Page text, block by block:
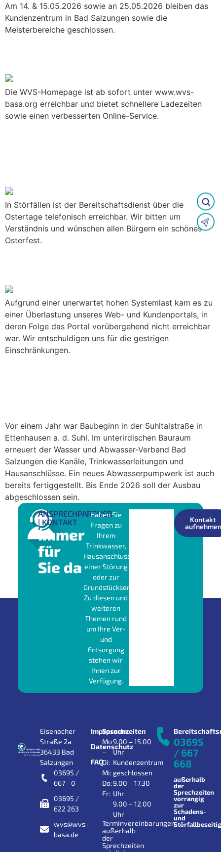
Am 14. & 15.05.2026 sowie an 25.05.2026 bleiben das
Kundenzentrum in Bad Salzungen sowie die
Meisterbereiche geschlossen.
Die WVS-Homepage ist ab sofort unter www.wvs-
basa.org erreichbar und bietet schnellere Ladezeiten
sowie einen verbesserten Online-Service.
In Störfällen ist der Bereitschaftsdienst über die
Ostertage telefonisch erreichbar. Wir bitten um
Verständnis und wünschen allen Bürgern ein schönes
Osterfest.
Aufgrund einer unerwartet hohen Systemlast kam es zu
einer Überlastung unseres Web- und Kundenportals, in
deren Folge das Portal vorübergehend nicht erreichbar
war. Wir entschuldigen uns für die gestrigen
Einschränkungen.
Vor einem Jahr war Baubeginn in der Suhltalstraße in
Ettenhausen a. d. Suhl. Im unterirdischen Bauraum
erneuert der Wasser und Abwasser-Verband Bad
Salzungen die Kanäle, Trinkwasserleitungen und
Hausanschlüsse. Ein neues Abwasserpumpwerk ist auch
bereits fertiggestellt. Bis Ende 2026 soll der Ausbau
abgeschlossen sein.
ANSPRECHPARTNER
| KONTAKT
Immer
für
Sie da
Haben Sie
Fragen zu
Ihrem
Trinkwasser,
Hausanschluss,
einer Störung
oder zur
Grundstücksentwässerung?
Zu diesen und
weiteren
Themen rund
um Ihre Ver-
und
Entsorgung
stehen wir
Ihnen zur
Verfügung.
Kontakt
aufnehmen
Eisenacher
Straße 2a
36433 Bad
Salzungen
03695 /
667 - 0
03695 /
622 263
wvs@wvs-
basa.de
Impressum
Datenschutz
FAQ
Sprechzeiten
Mo
–
Di:
Mi:
Do:
Fr:
9.00 – 15.00
Uhr
Kundenzentrum
geschlossen
9.00 – 17.30
Uhr
9.00 – 12.00
Uhr
Terminvereinbarungen
außerhalb
der
Sprechzeiten
03695
/ 667
668
außerhalb
der
Sprechzeiten
vorrangig
zur
Schadens-
und